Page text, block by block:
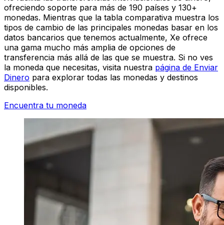
ofreciendo soporte para más de 190 países y 130+
monedas. Mientras que la tabla comparativa muestra los
tipos de cambio de las principales monedas basar en los
datos bancarios que tenemos actualmente, Xe ofrece
una gama mucho más amplia de opciones de
transferencia más allá de las que se muestra. Si no ves
la moneda que necesitas, visita nuestra página de Enviar
Dinero para explorar todas las monedas y destinos
disponibles.
Encuentra tu moneda